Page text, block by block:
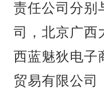
责任公司分别
司，北京广西
西蓝魅狄电子
贸易有限公司